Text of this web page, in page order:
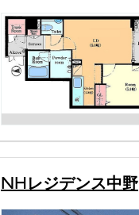
NHレジデンス中野